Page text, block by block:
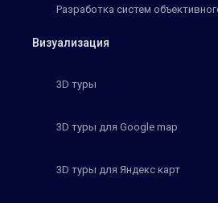
Разработка систем
Визуализация
3D туры
3D туры для Google map
3D туры для Яндекс карт